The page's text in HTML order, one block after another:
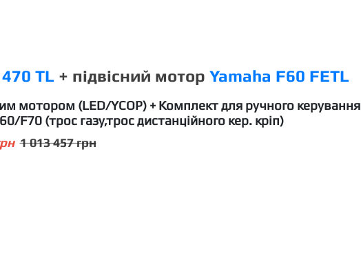
TL + підвісний мотор Yamaha F60 FETL
мотором (LED/YCOP) + Комплект для ручного керування
(трос газу,трос дистанційного кер. кріп)
1 013 457 грн